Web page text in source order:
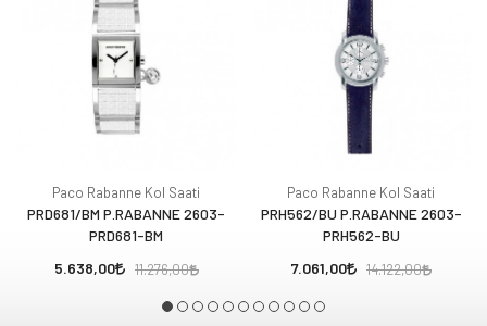
Paco Rabanne Kol Saati
PRD681/BM P.RABANNE 2603-
PRD681-BM
5.638,00
11.276,00
Paco Rabanne Kol Saati
PRH562/BU P.RABANNE 2603-
PRH562-BU
7.061,00
14.122,00